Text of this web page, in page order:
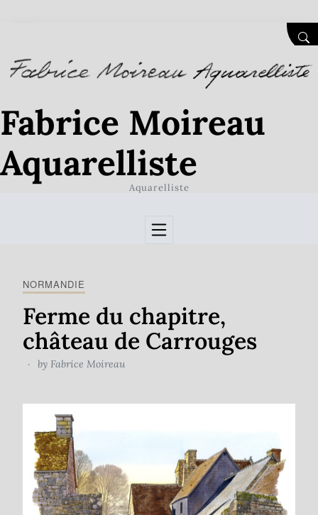
Fabrice Moireau
Aquarelliste
Aquarelliste
NORMANDIE
Ferme du chapitre,
château de Carrouges
by Fabrice Moireau